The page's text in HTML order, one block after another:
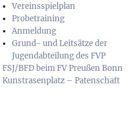
Vereinsspielplan
Probetraining
Anmeldung
Grund- und Leitsätze der
Jugendabteilung des FVP
FSJ/BFD beim FV Preußen Bonn
Kunstrasenplatz – Patenschaft